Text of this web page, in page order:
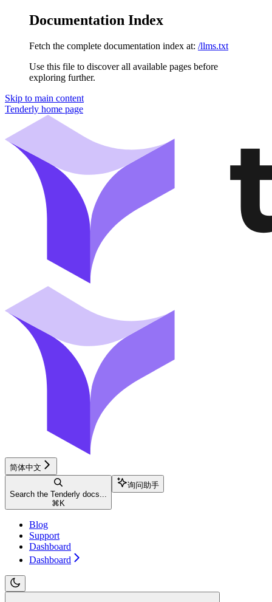
Documentation Index
Fetch the complete documentation index at: /llms.txt
Use this file to discover all available pages before
exploring further.
Skip to main content
Tenderly home page
简体中文
Search the Tenderly docs...
⌘ K
询问助手
Blog
Support
Dashboard
Dashboard